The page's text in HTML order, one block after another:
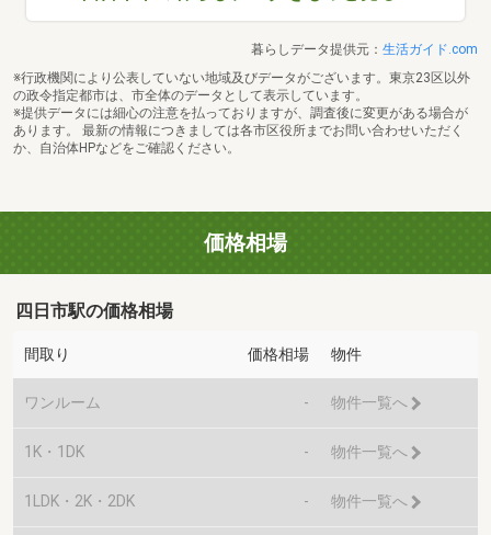
暮らしデータ提供元： 生活ガイド.com
※行政機関により公表していない地域及びデータがございます。東京23区以外
の政令指定都市は、市全体のデータとして表示しています。
※提供データには細心の注意を払っておりますが、調査後に変更がある場合が
あります。 最新の情報につきましては各市区役所までお問い合わせいただく
か、自治体HPなどをご確認ください。
価格相場
四日市駅の価格相場
間取り 価格相場 物件
ワンルーム - 物件一覧へ
1K・1DK - 物件一覧へ
1LDK・2K・2DK - 物件一覧へ